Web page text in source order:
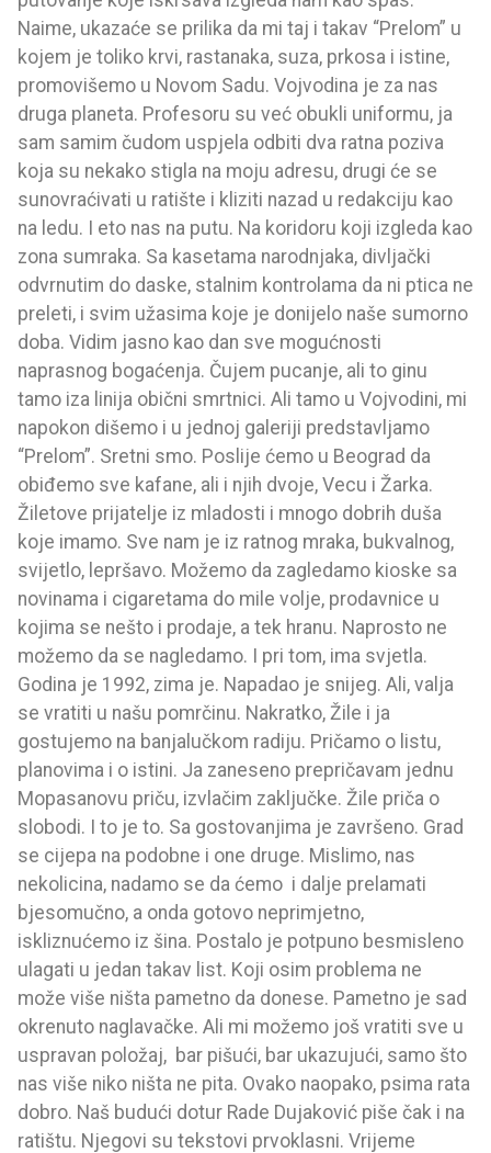
Naime, ukazaće se prilika da mi taj i takav “Prelom” u
kojem je toliko krvi, rastanaka, suza, prkosa i istine,
promovišemo u Novom Sadu. Vojvodina je za nas
druga planeta. Profesoru su već obukli uniformu, ja
sam samim čudom uspjela odbiti dva ratna poziva
koja su nekako stigla na moju adresu, drugi će se
sunovraćivati u ratište i kliziti nazad u redakciju kao
na ledu. I eto nas na putu. Na koridoru koji izgleda kao
zona sumraka. Sa kasetama narodnjaka, divljački
odvrnutim do daske, stalnim kontrolama da ni ptica ne
preleti, i svim užasima koje je donijelo naše sumorno
doba. Vidim jasno kao dan sve mogućnosti
naprasnog bogaćenja. Čujem pucanje, ali to ginu
tamo iza linija obični smrtnici. Ali tamo u Vojvodini, mi
napokon dišemo i u jednoj galeriji predstavljamo
“Prelom”. Sretni smo. Poslije ćemo u Beograd da
obiđemo sve kafane, ali i njih dvoje, Vecu i Žarka.
Žiletove prijatelje iz mladosti i mnogo dobrih duša
koje imamo. Sve nam je iz ratnog mraka, bukvalnog,
svijetlo, lepršavo. Možemo da zagledamo kioske sa
novinama i cigaretama do mile volje, prodavnice u
kojima se nešto i prodaje, a tek hranu. Naprosto ne
možemo da se nagledamo. I pri tom, ima svjetla.
Godina je 1992, zima je. Napadao je snijeg. Ali, valja
se vratiti u našu pomrčinu. Nakratko, Žile i ja
gostujemo na banjalučkom radiju. Pričamo o listu,
planovima i o istini. Ja zaneseno prepričavam jednu
Mopasanovu priču, izvlačim zaključke. Žile priča o
slobodi. I to je to. Sa gostovanjima je završeno. Grad
se cijepa na podobne i one druge. Mislimo, nas
nekolicina, nadamo se da ćemo i dalje prelamati
bjesomučno, a onda gotovo neprimjetno,
iskliznućemo iz šina. Postalo je potpuno besmisleno
ulagati u jedan takav list. Koji osim problema ne
može više ništa pametno da donese. Pametno je sad
okrenuto naglavačke. Ali mi možemo još vratiti sve u
uspravan položaj, bar pišući, bar ukazujući, samo što
nas više niko ništa ne pita. Ovako naopako, psima rata
dobro. Naš budući dotur Rade Dujaković piše čak i na
ratištu. Njegovi su tekstovi prvoklasni. Vrijeme